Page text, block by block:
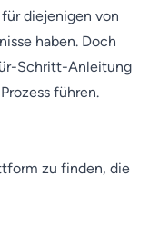
diejenigen von
haben. Doch
Schritt-Anleitung
führen.
zu finden, die